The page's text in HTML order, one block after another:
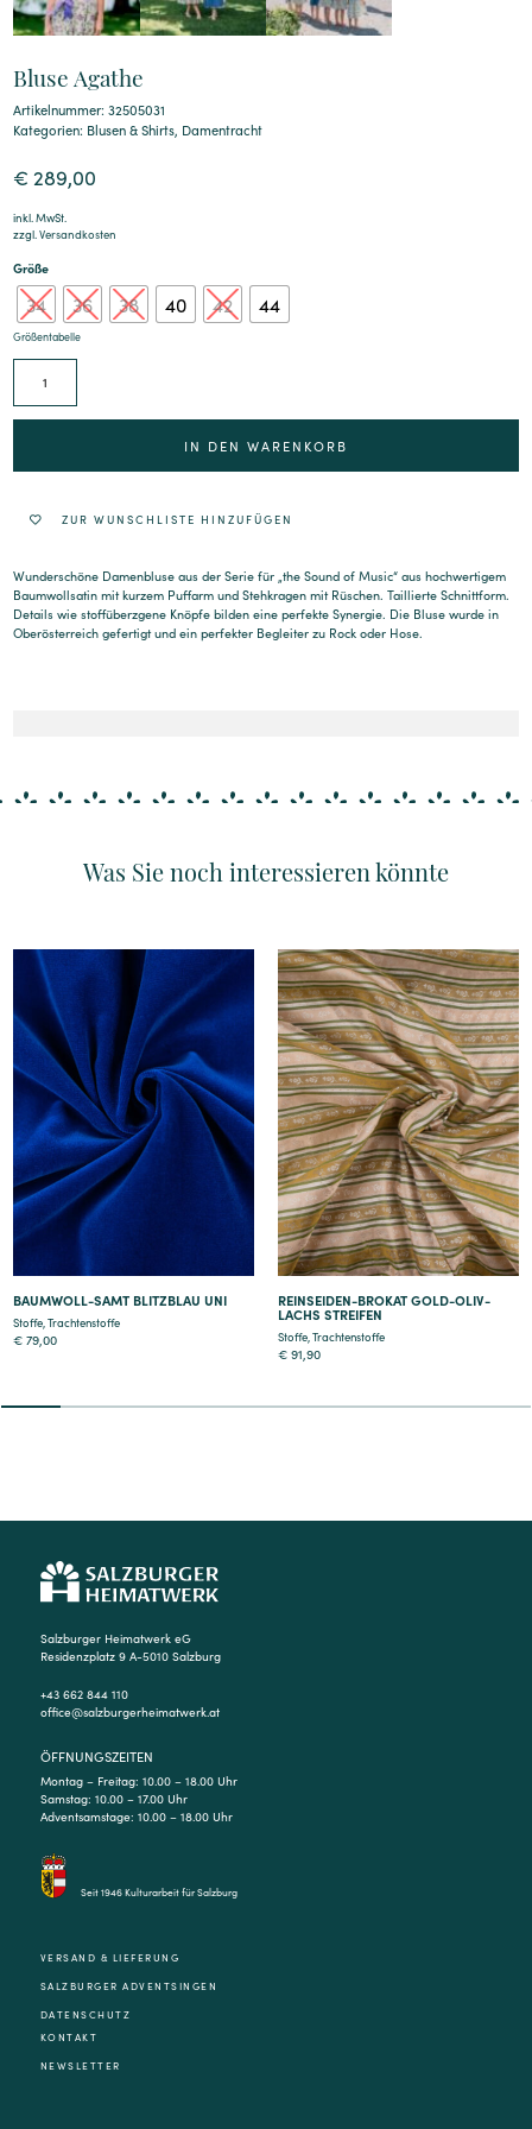
Bluse Agathe
Artikelnummer: 32505031
Kategorien: Blusen & Shirts, Damentracht
€ 289,00
inkl. MwSt.
zzgl.Versandkosten
Größe
34 36 38 40 42 44
Größentabelle
IN DEN WARENKORB
ZUR WUNSCHLISTE HINZUFÜGEN
Wunderschöne Damenbluse aus der Serie für „the Sound of Music“ aus hochwertigem
Baumwollsatin mit kurzem Puffarm und Stehkragen mit Rüschen. Taillierte Schnittform.
Details wie stoffüberzgene Knöpfe bilden eine perfekte Synergie. Die Bluse wurde in
Oberösterreich gefertigt und ein perfekter Begleiter zu Rock oder Hose.
Was Sie noch interessieren könnte
Details
BAUMWOLL-SAMT BLITZBLAU UNI
Stoffe,Trachtenstoffe
€ 79,00
Details
REINSEIDEN-BROKAT GOLD-OLIV-
LACHS STREIFEN
Stoffe,Trachtenstoffe
€ 91,90
Salzburger Heimatwerk eG
Residenzplatz 9 A-5010 Salzburg
+43 662 844 110
office@salzburgerheimatwerk.at
ÖFFNUNGSZEITEN
Montag – Freitag: 10.00 – 18.00 Uhr
Samstag: 10.00 – 17.00 Uhr
Adventsamstage: 10.00 – 18.00 Uhr
Seit 1946 Kulturarbeit für Salzburg
VERSAND & LIEFERUNG
SALZBURGER ADVENTSINGEN
DATENSCHUTZ
KONTAKT
NEWSLETTER